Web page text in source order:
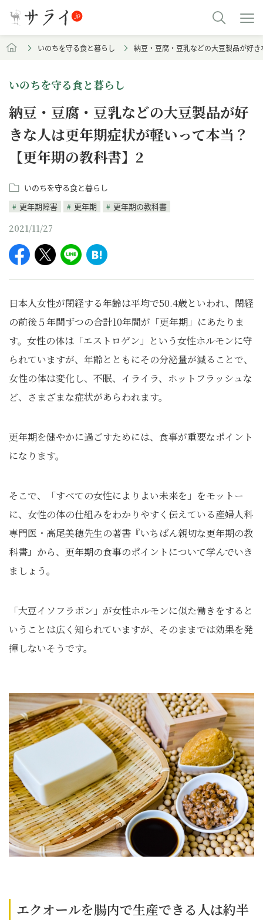
いのちを守る食と暮らし 納豆・豆腐・豆乳などの大豆製品が好
いのちを守る食と暮らし
納豆・豆腐・豆乳などの大豆製品が好
きな人は更年期症状が軽いって本当？
【更年期の教科書】2
いのちを守る食と暮らし
更年期障害
更年期 更年期の教科書
2021/11/27
日本人女性が閉経する年齢は平均で50.4歳といわれ、閉経
の前後５年間ずつの合計10年間が「更年期」にあたりま
す。女性の体は「エストロゲン」という女性ホルモンに守
られていますが、年齢とともにその分泌量が減ることで、
女性の体は変化し、不眠、イライラ、ホットフラッシュな
ど、さまざまな症状があらわれます。
更年期を健やかに過ごすためには、食事が重要なポイント
になります。
そこで、「すべての女性によりよい未来を」をモットー
に、女性の体の仕組みをわかりやすく伝えている産婦人科
専門医・高尾美穂先生の著書『いちばん親切な更年期の教
科書』から、更年期の食事のポイントについて学んでいき
ましょう。
「大豆イソフラボン」が女性ホルモンに似た働きをすると
いうことは広く知られていますが、そのままでは効果を発
揮しないそうです。
エクオールを腸内で生産できる人は約半